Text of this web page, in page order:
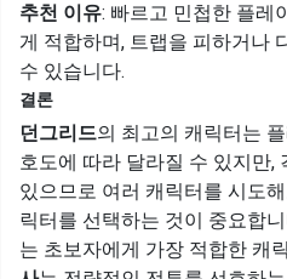
추천 이유: 빠르고 민첩한 플레
게 적합하며, 트랩을 피하거나
수 있습니다.
결론
던그리드의 최고의 캐릭터는
호도에 따라 달라질 수 있지만,
있으므로 여러 캐릭터를 시도
릭터를 선택하는 것이 중요합
는 초보자에게 가장 적합한 캐